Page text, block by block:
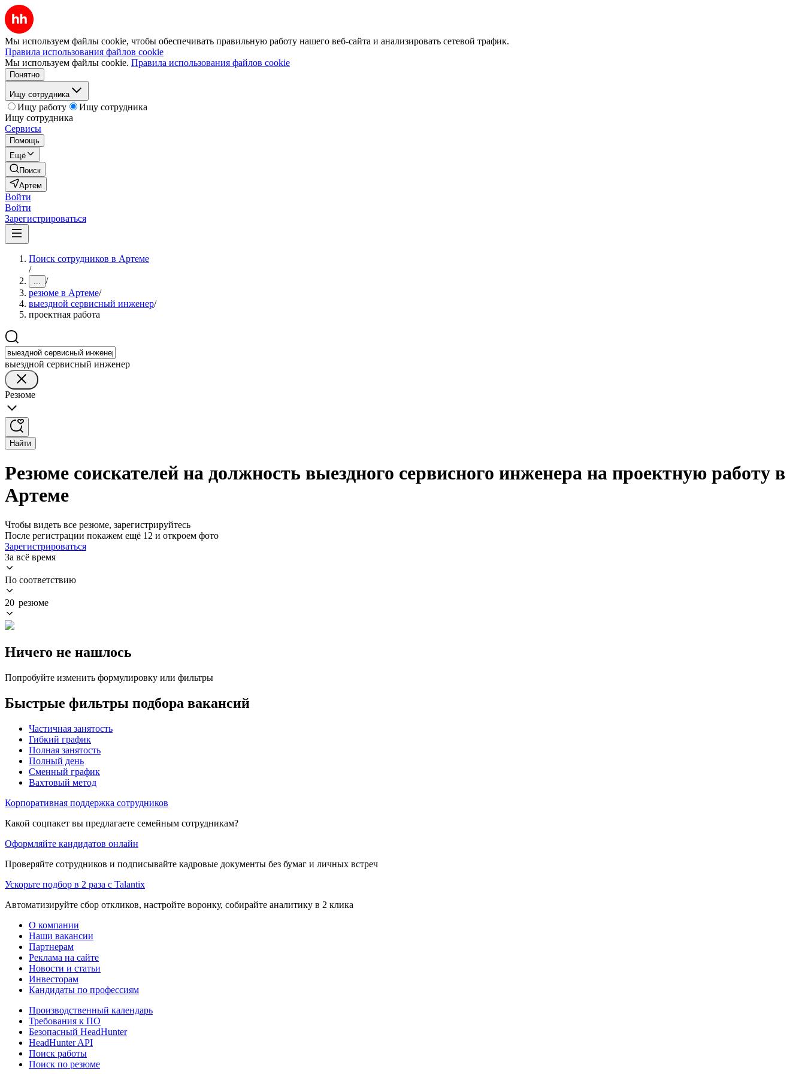
Мы используем файлы cookie, чтобы обеспечивать правильную работу нашего веб-сайта и анализировать сетевой трафик.
Правила использования файлов cookie
Мы используем файлы cookie. Правила использования файлов cookie
Понятно
Ищу сотрудника
Ищу работу
Ищу сотрудника
Ищу сотрудника
Сервисы
Помощь
Ещё
Поиск
Артем
Войти
Войти
Зарегистрироваться
Поиск сотрудников в Артеме
/
... /
резюме в Артеме/
выездной сервисный инженер/
проектная работа
выездной сервисный инженер
Резюме
Найти
Резюме соискателей на должность выездного сервисного инженера на проектную работу в
Артеме
Чтобы видеть все резюме, зарегистрируйтесь
После регистрации покажем ещё 12 и откроем фото
Зарегистрироваться
За всё время
По соответствию
20 резюме
Ничего не нашлось
Попробуйте изменить формулировку или фильтры
Быстрые фильтры подбора вакансий
Частичная занятость
Гибкий график
Полная занятость
Полный день
Сменный график
Вахтовый метод
Корпоративная поддержка сотрудников
Какой соцпакет вы предлагаете семейным сотрудникам?
Оформляйте кандидатов онлайн
Проверяйте сотрудников и подписывайте кадровые документы без бумаг и личных встреч
Ускорьте подбор в 2 раза с Talantix
Автоматизируйте сбор откликов, настройте воронку, собирайте аналитику в 2 клика
О компании
Наши вакансии
Партнерам
Реклама на сайте
Новости и статьи
Инвесторам
Кандидаты по профессиям
Производственный календарь
Требования к ПО
Безопасный HeadHunter
HeadHunter API
Поиск работы
Поиск по резюме